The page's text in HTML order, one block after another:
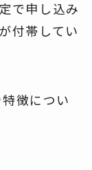
で申し込み
付帯してい
徴につい